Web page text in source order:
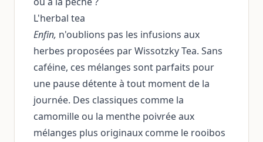
L'herbal tea
Enfin, n'oublions pas les infusions aux
herbes proposées par Wissotzky Tea. Sans
caféine, ces mélanges sont parfaits pour
une pause détente à tout moment de la
journée. Des classiques comme la
camomille ou la menthe poivrée aux
mélanges plus originaux comme le rooibos